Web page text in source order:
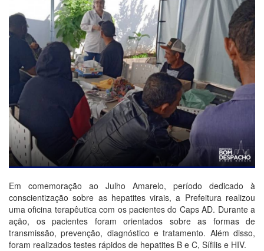
Em comemoração ao Julho Amarelo, período dedicado à
conscientização sobre as hepatites virais, a Prefeitura realizou
uma oficina terapêutica com os pacientes do Caps AD. Durante a
ação, os pacientes foram orientados sobre as formas de
transmissão, prevenção, diagnóstico e tratamento. Além disso,
foram realizados testes rápidos de hepatites B e C, Sífilis e HIV.